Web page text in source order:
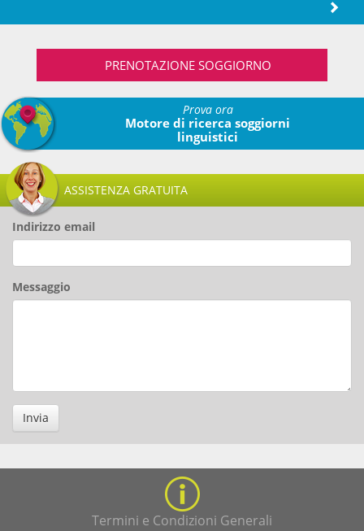
PRENOTAZIONE SOGGIORNO
Prova ora
Motore di ricerca soggiorni
linguistici
ASSISTENZA GRATUITA
Indirizzo email
Messaggio
Invia
Termini e Condizioni Generali